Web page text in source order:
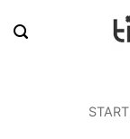
Inhalt
START